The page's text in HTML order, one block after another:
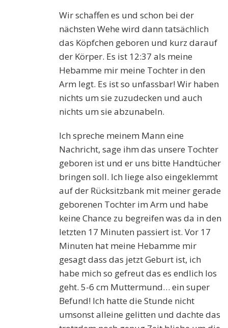
Wir schaffen es und schon bei der
nächsten Wehe wird dann tatsächlich
das Köpfchen geboren und kurz darauf
der Körper. Es ist 12:37 als meine
Hebamme mir meine Tochter in den
Arm legt. Es ist so unfassbar! Wir haben
nichts um sie zuzudecken und auch
nichts um sie abzunabeln.
Ich spreche meinem Mann eine
Nachricht, sage ihm das unsere Tochter
geboren ist und er uns bitte Handtücher
bringen soll. Ich liege also eingeklemmt
auf der Rücksitzbank mit meiner gerade
geborenen Tochter im Arm und habe
keine Chance zu begreifen was da in den
letzten 17 Minuten passiert ist. Vor 17
Minuten hat meine Hebamme mir
gesagt dass das jetzt Geburt ist, ich
habe mich so gefreut das es endlich los
geht. 5-6 cm Muttermund… ein super
Befund! Ich hatte die Stunde nicht
umsonst alleine gelitten und dachte das